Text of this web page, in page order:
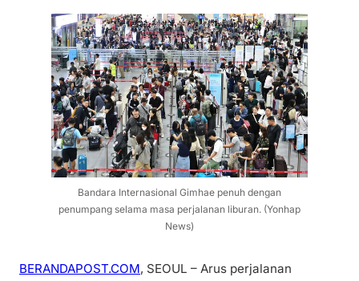
Bandara Internasional Gimhae penuh dengan
penumpang selama masa perjalanan liburan. (Yonhap
News)
BERANDAPOST.COM, SEOUL – Arus perjalanan